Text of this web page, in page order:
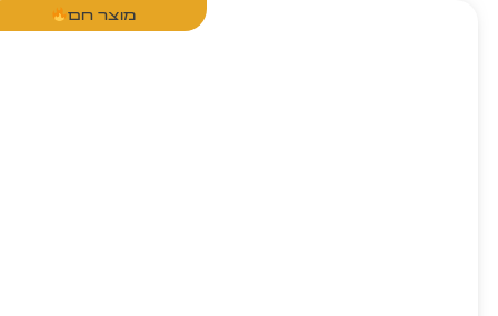
מוצר חם